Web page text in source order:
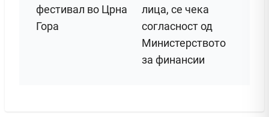
фестивал во Црна
Гора
лица, се чека
согласност од
Министерството
за финансии